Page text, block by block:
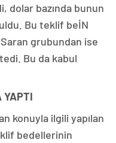
dolar bazında bunun
Bu teklif beİN
grubundan ise
Bu da kabul
YAPTI
konuyla ilgili yapılan
bedellerinin